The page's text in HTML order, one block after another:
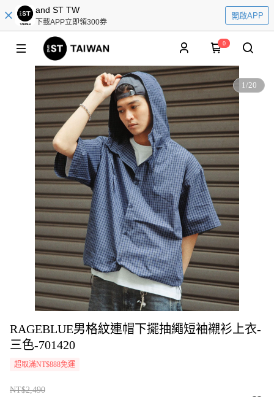
and ST TW
下載APP立即領300券
開啟APP
0
1/20
RAGEBLUE男格紋連帽下擺抽繩短袖襯衫上衣-
三色-701420
超取滿NT$888免運
NT$2,490